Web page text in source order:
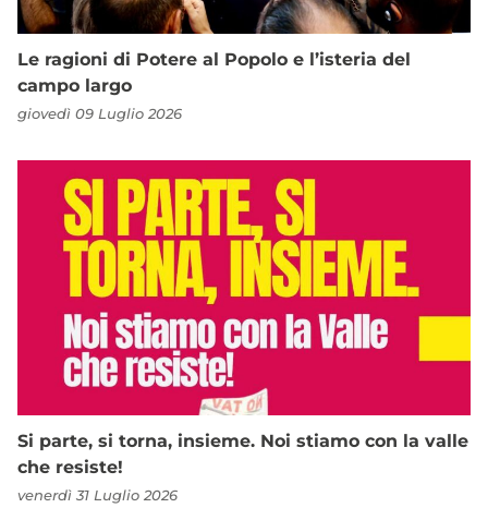
Le ragioni di Potere al Popolo e l’isteria del
campo largo
giovedì 09 Luglio 2026
Si parte, si torna, insieme. Noi stiamo con la valle
che resiste!
venerdì 31 Luglio 2026